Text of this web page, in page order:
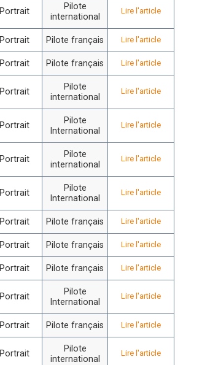
Portrait
Pilote
international
Lire l'article
Portrait Pilote français Lire l'article
Portrait Pilote français Lire l'article
Portrait
Pilote
international
Lire l'article
Portrait
Pilote
International
Lire l'article
Portrait
Pilote
international
Lire l'article
Portrait
Pilote
International
Lire l'article
Portrait Pilote français Lire l'article
Portrait Pilote français Lire l'article
Portrait Pilote français Lire l'article
Portrait
Pilote
International
Lire l'article
Portrait Pilote français Lire l'article
Portrait
Pilote
international
Lire l'article